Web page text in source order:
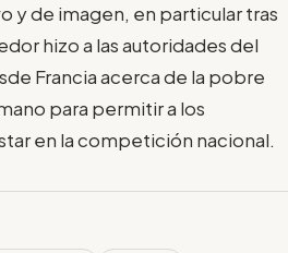
y de imagen, en particular tras
hizo a las autoridades del
Francia acerca de la pobre
para permitir a los
en la competición nacional.